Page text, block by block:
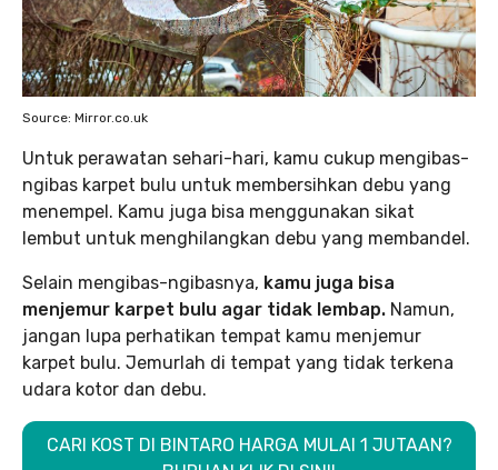
Source: Mirror.co.uk
Untuk perawatan sehari-hari, kamu cukup mengibas-
ngibas karpet bulu untuk membersihkan debu yang
menempel. Kamu juga bisa menggunakan sikat
lembut untuk menghilangkan debu yang membandel.
Selain mengibas-ngibasnya, kamu juga bisa
menjemur karpet bulu agar tidak lembap. Namun,
jangan lupa perhatikan tempat kamu menjemur
karpet bulu. Jemurlah di tempat yang tidak terkena
udara kotor dan debu.
CARI KOST DI BINTARO HARGA MULAI 1 JUTAAN?